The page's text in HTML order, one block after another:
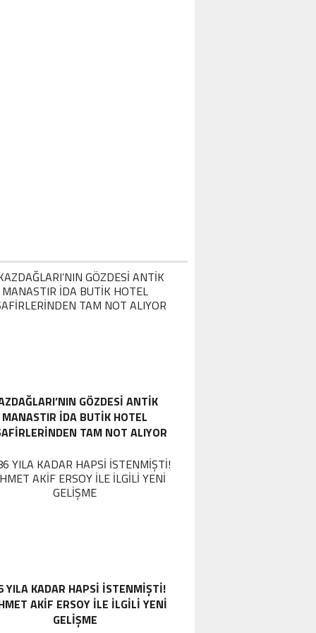
GÖZDESI ANTIK
MANASTIR İDA BUTIK HOTEL
TAM NOT ALIYOR
YILA KADAR HAPSI ISTENMIŞTI!
AKIF ERSOY ILE ILGILI YENI
GELIŞME